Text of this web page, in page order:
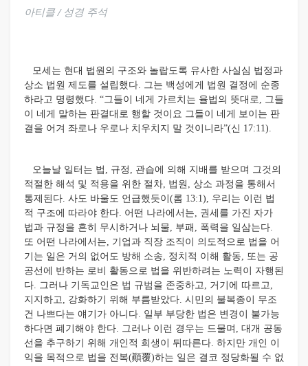
아티클 / 성경 주석
모세는 현대 법원의 구조와 놀랍도록 유사한 사실심 법정과
상소 법원 제도를 설립했다. 그는 백성에게 법원 결정에 순종
하라고 명령했다. “그들이 네게 가르치는 율법의 뜻대로, 그들
이 네게 말하는 판결대로 행할 것이요 그들이 네게 보이는 판
결을 어겨 좌로나 우로나 치우치지 말 것이니라”(신 17:11).
오늘날 일터는 법, 규정, 관습에 의해 지배를 받으며 그것의
적절한 해석 및 적용을 위한 절차, 법원, 상소 과정을 통해서
통제된다. 사도 바울도 언급했듯이(롬 13:1), 우리는 이런 법
적 구조에 따라야 한다. 어떤 나라에서는, 권세를 가진 자가
법과 규정을 흔히 무시하거나 뇌물, 부패, 폭력을 일삼는다.
또 어떤 나라에서는, 기업과 직장 조직이 의도적으로 법을 어
기는 일은 거의 없어도 방해 소송, 정치적 이해 활동, 또는 공
공선에 반하는 로비 활동으로 법을 위반하려는 노력이 자행된
다. 그러나 기독교인은 법 규범을 존중하고, 거기에 따르고,
지지하고, 강화하기 위해 부름받았다. 시민의 불복종이 무조
건 나쁘다는 얘기가 아니다. 일부 부당한 법은 변경이 불가능
하다면 폐기해야 한다. 그러나 이런 경우는 드물며, 대개 공동
선을 추구하기 위해 개인적 희생이 뒤따른다. 하지만 개인 이
익을 목적으로 법을 전복(顚覆)하는 일은 결코 정당화될 수 없